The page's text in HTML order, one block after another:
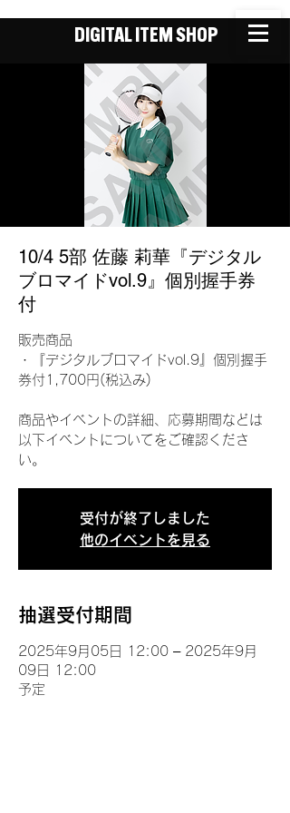
DIGITAL ITEM SHOP
10/4 5部 佐藤 莉華『デジタル
ブロマイドvol.9』個別握手券
付
販売商品
・『デジタルブロマイドvol.9』個別握手
券付1,700円(税込み)
商品やイベントの詳細、応募期間などは
以下イベントについてをご確認くださ
い。
受付が終了しました
他のイベントを見る
抽選受付期間
2025年9月05日 12:00 – 2025年9月
09日 12:00
予定